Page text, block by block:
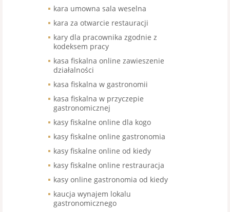
kara umowna sala weselna
kara za otwarcie restauracji
kary dla pracownika zgodnie z
kodeksem pracy
kasa fiskalna online zawieszenie
działalności
kasa fiskalna w gastronomii
kasa fiskalna w przyczepie
gastronomicznej
kasy fiskalne online dla kogo
kasy fiskalne online gastronomia
kasy fiskalne online od kiedy
kasy fiskalne online restrauracja
kasy online gastronomia od kiedy
kaucja wynajem lokalu
gastronomicznego